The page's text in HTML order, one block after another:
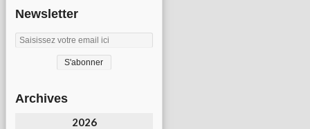
Newsletter
Archives
2026